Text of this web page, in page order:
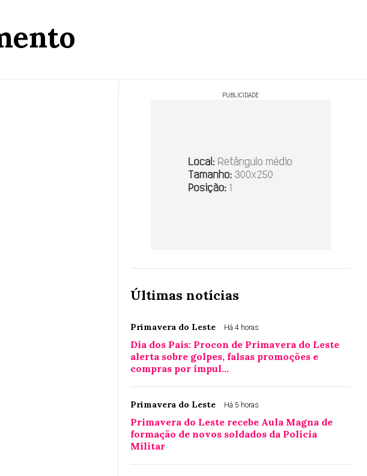
PUBLICIDADE
Últimas notícias
Primavera do Leste Há 4 horas
Dia dos Pais: Procon de Primavera do Leste
alerta sobre golpes, falsas promoções e
compras por impul…
Primavera do Leste Há 5 horas
Primavera do Leste recebe Aula Magna de
formação de novos soldados da Polícia
Militar